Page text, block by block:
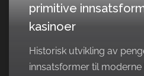
primitive
kasinoer
Historisk utvikling av
innsatsformer til moderne